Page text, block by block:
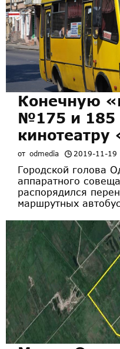
Конечную
№175 и 185
кинотеатру
от odmedia 2019-11-19
Городской голова
аппаратного
распорядился
маршрутных